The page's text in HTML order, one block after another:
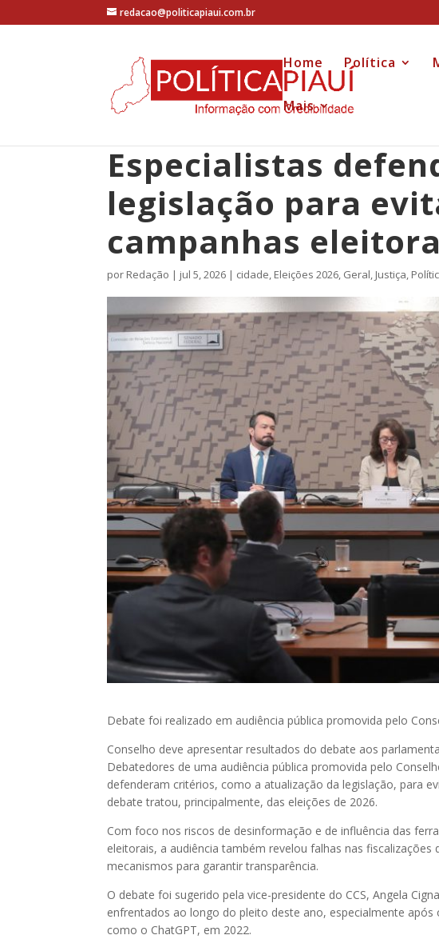
redacao@politicapiaui.com.br
Home Política
Mais
Especialistas
legislação para
campanhas
por Redação | jul 5, 2026 | cidade, Eleições 2026, Geral, Justiça,
Debate foi realizado em audiência pública promovida pelo
Conselho deve apresentar resultados do debate aos
Debatedores de uma audiência pública promovida pelo
defenderam critérios, como a atualização da legislação, para
debate tratou, principalmente, das eleições de 2026.
Com foco nos riscos de desinformação e de influência das
eleitorais, a audiência também revelou falhas nas
mecanismos para garantir transparência.
O debate foi sugerido pela vice-presidente do CCS, Angela
enfrentados ao longo do pleito deste ano, especialmente
como o ChatGPT, em 2022.